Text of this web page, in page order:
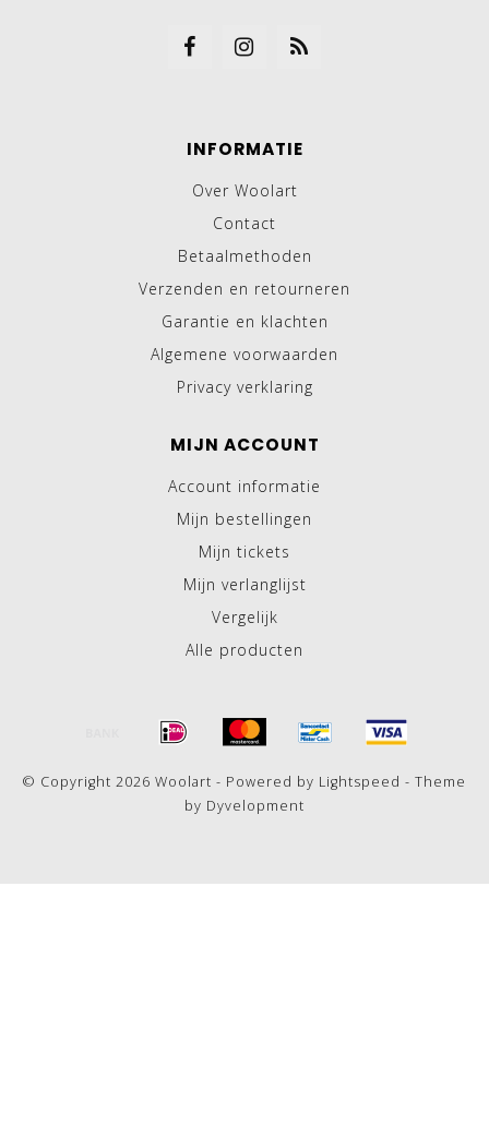
INFORMATIE
Over Woolart
Contact
Betaalmethoden
Verzenden en retourneren
Garantie en klachten
Algemene voorwaarden
Privacy verklaring
MIJN ACCOUNT
Account informatie
Mijn bestellingen
Mijn tickets
Mijn verlanglijst
Vergelijk
Alle producten
© Copyright 2026 Woolart - Powered by Lightspeed - Theme
by Dyvelopment